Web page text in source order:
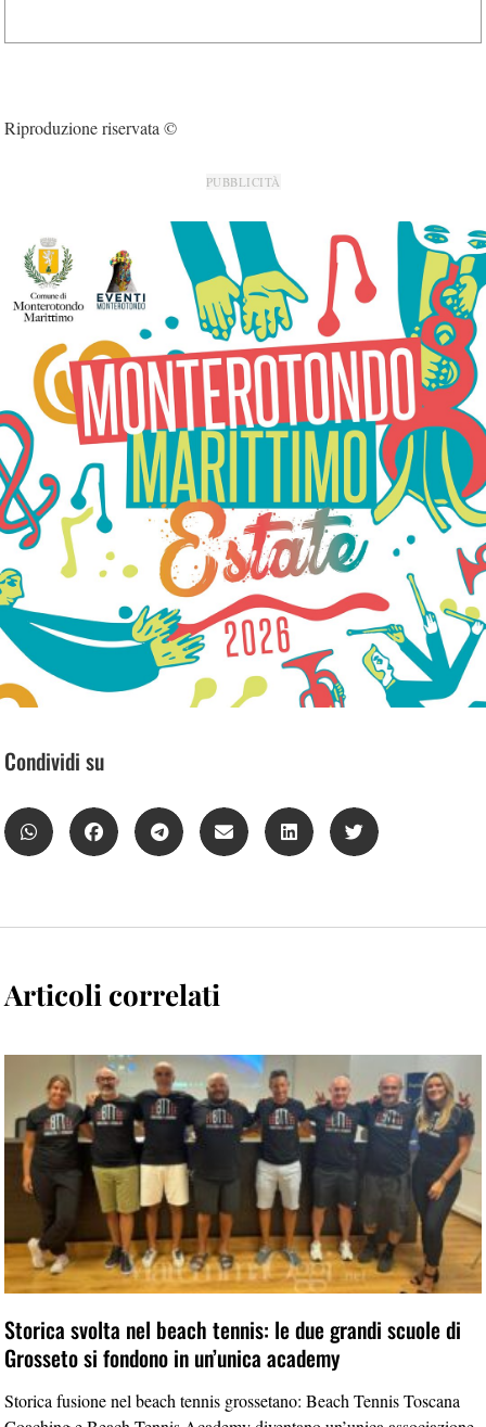
Riproduzione riservata ©
PUBBLICITÀ
Condividi su
Articoli correlati
Storica svolta nel beach tennis: le due grandi scuole di
Grosseto si fondono in un’unica academy
Storica fusione nel beach tennis grossetano: Beach Tennis Toscana